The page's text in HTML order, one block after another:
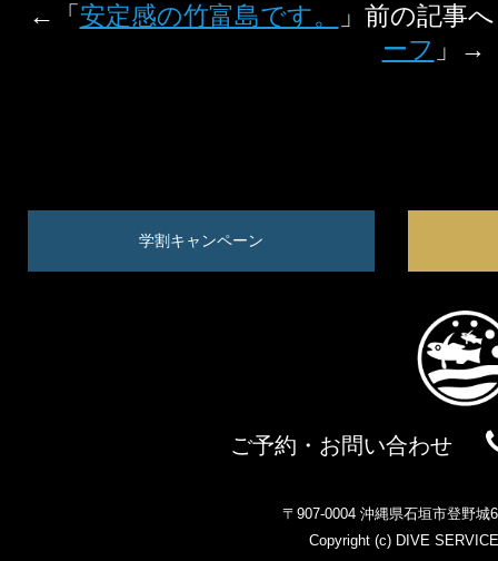
←「 安定感の竹富島です。
」前の記
ーフ 」→
学割キャンペーン
ご予約・お問い合わせ
〒907-0004 沖縄県石垣市登野城
Copyright (c) DIVE